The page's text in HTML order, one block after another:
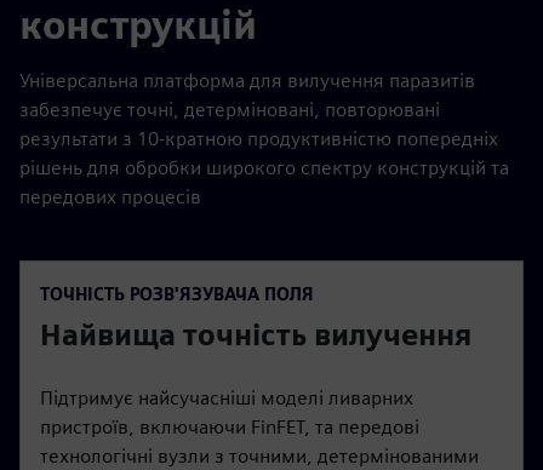
конструкцій
Універсальна платформа для вилучення паразитів
забезпечує точні, детерміновані, повторювані
результати з 10-кратною продуктивністю попередніх
рішень для обробки широкого спектру конструкцій та
передових процесів
ТОЧНІСТЬ РОЗВ'ЯЗУВАЧА ПОЛЯ
Найвища точність вилучення
Підтримує найсучасніші моделі ливарних
пристроїв, включаючи FinFET, та передові
технологічні вузли з точними, детермінованими